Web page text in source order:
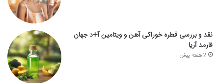
نقد و بررسی قطره خوراکی آهن و ویتامین آ+د جهان
فارمد آریا
2 هفته پیش